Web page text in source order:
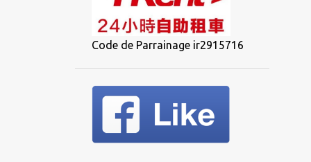
Code de Parrainage ir2915716